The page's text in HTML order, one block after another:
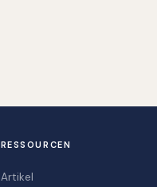
RESSOURCEN
Artikel